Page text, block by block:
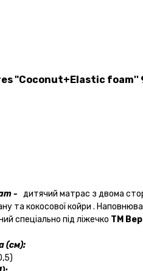
"Coconut+Elastic foam''
- дитячий матрас з двома
та кокосової койри .
спеціально під ліжечко ТМ
(см):